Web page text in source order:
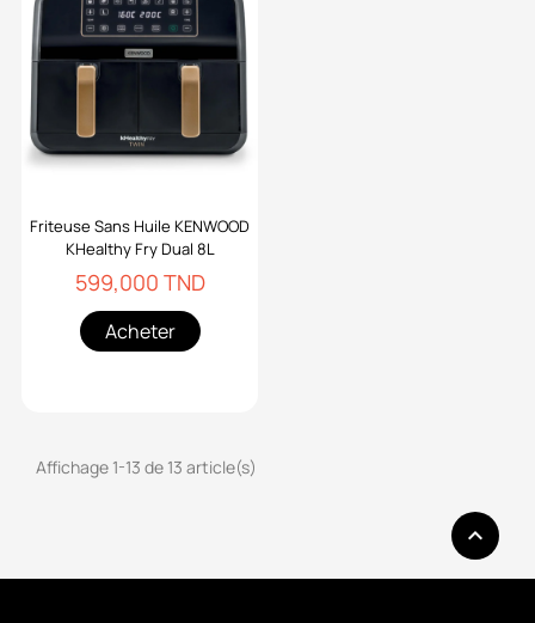
Friteuse Sans Huile KENWOOD
KHealthy Fry Dual 8L
599,000 TND
Acheter
Affichage 1-13 de 13 article(s)
